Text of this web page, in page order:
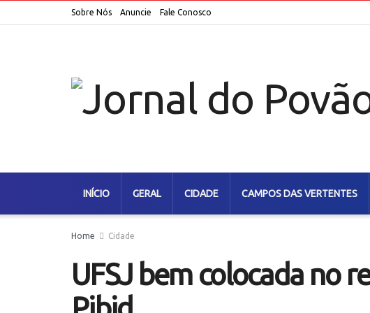
Sobre Nós Anuncie Fale Conosco
INÍCIO GERAL CIDADE CAMPOS DAS VERTENTES
Home Cidade
UFSJ bem colocada no